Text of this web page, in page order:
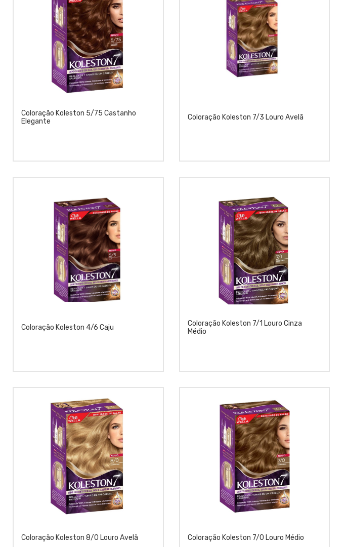
Coloração Koleston 5/75 Castanho
Elegante
Coloração Koleston 7/3 Louro Avelã
Coloração Koleston 4/6 Caju
Coloração Koleston 7/1 Louro Cinza
Médio
Coloração Koleston 8/0 Louro Avelã Coloração Koleston 7/0 Louro Médio